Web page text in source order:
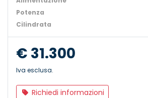
Potenza
Cilindrata
€ 31.300
Iva esclusa.
Richiedi informazioni